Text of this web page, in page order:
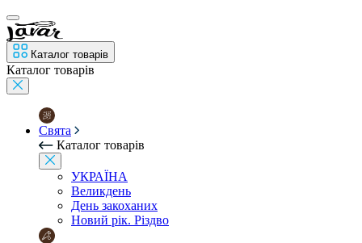
Каталог товарів
Каталог товарів
Свята
Каталог товарів
УКРАЇНА
Великдень
День закоханих
Новий рік. Різдво